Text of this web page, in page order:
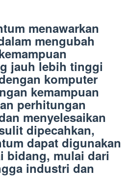
menawarkan
mengubah
jauh lebih tinggi
komputer
kemampuan
perhitungan
menyelesaikan
dipecahkan,
dapat digunakan
bidang, mulai dari
industri dan